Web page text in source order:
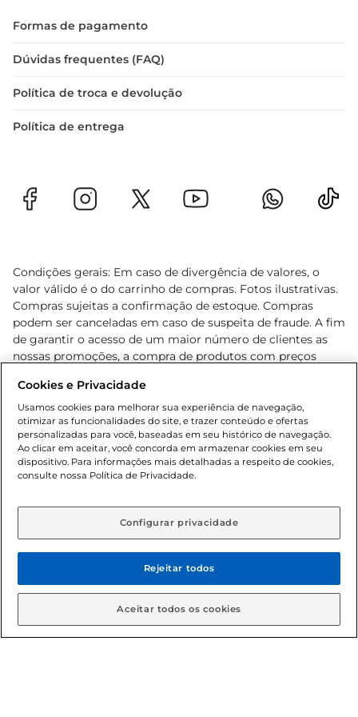
favoritas.
Formas de pagamento
Dúvidas frequentes (FAQ)
Política de troca e devolução
Política de entrega
Condições gerais: Em caso de divergência de valores, o
valor válido é o do carrinho de compras. Fotos ilustrativas.
Compras sujeitas a confirmação de estoque. Compras
podem ser canceladas em caso de suspeita de fraude. A fim
de garantir o acesso de um maior número de clientes as
nossas promoções, a compra de produtos com preços
cliente. Os preços, ofertas e condições são exclusivos para
o e-commerce e válidos durante o dia de hoje, podendo
sofrer alterações sem prévia notificação. Proibida a venda
de bebidas alcoólicas para menores de 18 anos, conforme
Lei n.º 8069/90, art. 81, inciso II (Estatuto da Criança e do
Adolescente). Preços e condições exclusivos para o
aviso prévio. O valor mínimo para as compras on-line é de
© 2026 Copyright. Todos os direitos
reservados Gbarbosa.
Cookies e Privacidade
Usamos cookies para melhorar sua experiência de navegação,
otimizar as funcionalidades do site, e trazer conteúdo e ofertas
personalizadas para você, baseadas em seu histórico de navegação.
Ao clicar em aceitar, você concorda em armazenar cookies em seu
dispositivo. Para informações mais detalhadas a respeito de cookies,
consulte nossa Política de Privacidade.
Configurar privacidade
Rejeitar todos
Aceitar todos os cookies